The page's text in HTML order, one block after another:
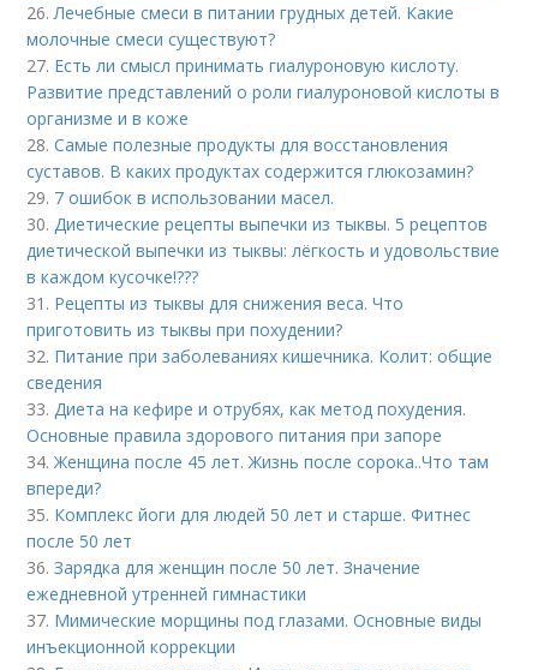
26.Лечебные смеси в питании грудных детей. Какие
молочные смеси существуют?
27. Есть ли смысл принимать гиалуроновую кислоту.
Развитие представлений о роли гиалуроновой кислоты в
организме и в коже
28.Самые полезные продукты для восстановления
суставов. В каких продуктах содержится глюкозамин?
29. 7 ошибок в использовании масел.
30.Диетические рецепты выпечки из тыквы. 5 рецептов
диетической выпечки из тыквы: лёгкость и удовольствие
в каждом кусочке!???
31. Рецепты из тыквы для снижения веса. Что
приготовить из тыквы при похудении?
32. Питание при заболеваниях кишечника. Колит: общие
сведения
33.Диета на кефире и отрубях, как метод похудения.
Основные правила здорового питания при запоре
34.Женщина после 45 лет. Жизнь после сорока..Что там
впереди?
35. Комплекс йоги для людей 50 лет и старше. Фитнес
после 50 лет
36.Зарядка для женщин после 50 лет. Значение
ежедневной утренней гимнастики
37. Мимические морщины под глазами. Основные виды
инъекционной коррекции